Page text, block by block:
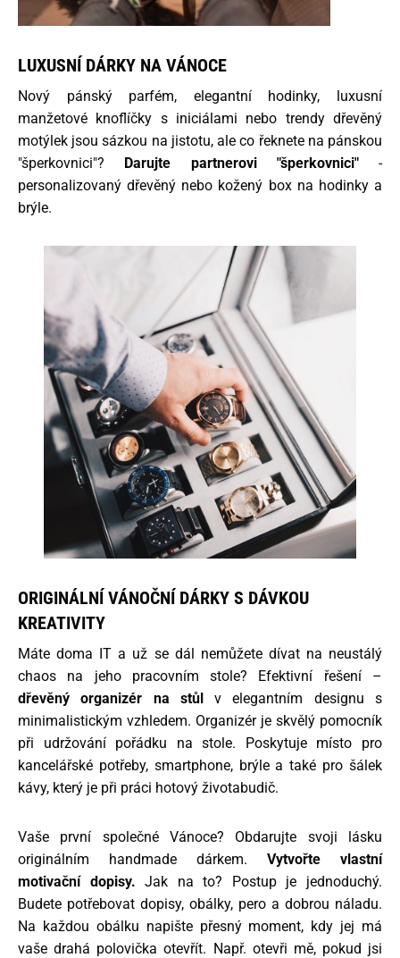
LUXUSNÍ DÁRKY NA VÁNOCE
Nový pánský parfém, elegantní hodinky, luxusní
manžetové knoflíčky s iniciálami nebo trendy dřevěný
motýlek jsou sázkou na jistotu, ale co řeknete na pánskou
"šperkovnici"?
Darujte partnerovi "šperkovnici"-
personalizovaný dřevěný nebo kožený box na hodinky a
brýle.
ORIGINÁLNÍ VÁNOČNÍ DÁRKY S DÁVKOU
KREATIVITY
Máte doma IT a už se dál nemůžete dívat na neustálý
chaos na jeho pracovním stole? Efektivní řešení –
dřevěný organizér na stůl
v elegantním designu s
minimalistickým vzhledem. Organizér je skvělý pomocník
při udržování pořádku na stole. Poskytuje místo pro
kancelářské potřeby, smartphone, brýle a také pro šálek
kávy, který je při práci hotový životabudič.
Vaše první společné Vánoce? Obdarujte svoji lásku
originálním handmade dárkem. Vytvořte vlastní
motivační dopisy. Jak na to? Postup je jednoduchý.
Budete potřebovat dopisy, obálky, pero a dobrou náladu.
Na každou obálku napište přesný moment, kdy jej má
vaše drahá polovička otevřít. Např. otevři mě, pokud jsi